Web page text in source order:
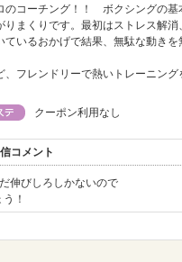
のコーチング！！ ボクシングの
まくりです。最初はストレス解
いるおかげで結果、無駄な動き
フレンドリーで熱いトレーニング
クーポン利用なし
コメント
伸びしろしかないので
！